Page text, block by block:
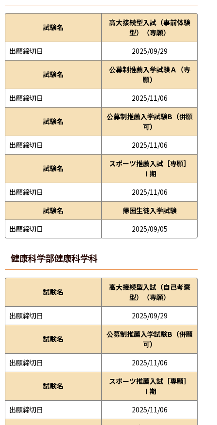
試験名
高大接続型入試（事前体験
型）（専願）
出願締切日
2025/09/29
試験名
公募制推薦入学試験Ａ（専
願）
出願締切日
2025/11/06
試験名
公募制推薦入学試験B（併願
可）
出願締切日
2025/11/06
試験名
スポーツ推薦入試［専願］
Ⅰ期
出願締切日
2025/11/06
試験名
帰国生徒入学試験
出願締切日
2025/09/05
健康科学部健康科学科
試験名
高大接続型入試（自己考察
型）（専願）
出願締切日
2025/09/29
試験名
公募制推薦入学試験B（併願
可）
出願締切日
2025/11/06
試験名
スポーツ推薦入試［専願］
Ⅰ期
出願締切日
2025/11/06